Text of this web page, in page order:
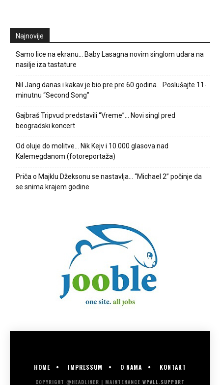
Najnovije
Samo lice na ekranu… Baby Lasagna novim singlom udara na
nasilje iza tastature
Nil Jang danas i kakav je bio pre pre 60 godina… Poslušajte 11-
minutnu “Second Song”
Gajbraš Tripvud predstavili “Vreme”… Novi singl pred
beogradski koncert
Od oluje do molitve… Nik Kejv i 10.000 glasova nad
Kalemegdanom (fotoreportaža)
Priča o Majklu Džeksonu se nastavlja… “Michael 2” počinje da
se snima krajem godine
HOME IMPRESSUM O NAMA KONTAKT
COPYRIGHT @HEADLINER | MAINTENANCE WPALL.SUPPORT